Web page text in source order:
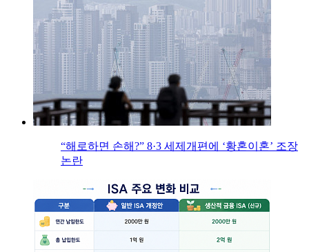
“해로하면 손해?” 8·3 세제개편에 ‘황혼이혼’ 조장
논란